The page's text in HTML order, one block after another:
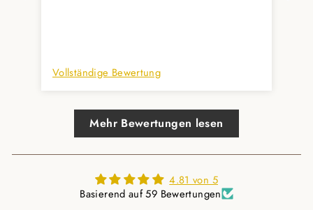
Vollständige Bewertung
Mehr Bewertungen lesen
4.81 von 5
Basierend auf 59 Bewertungen